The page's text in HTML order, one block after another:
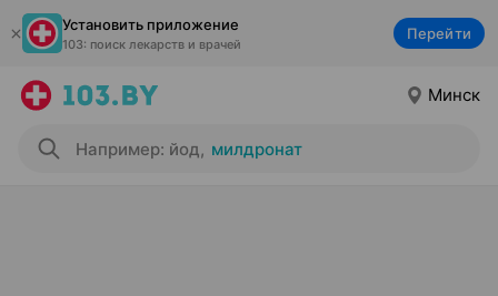
Установить приложение
103: поиск лекарств и врачей
Перейти
Минск
Например: йод, милдронат